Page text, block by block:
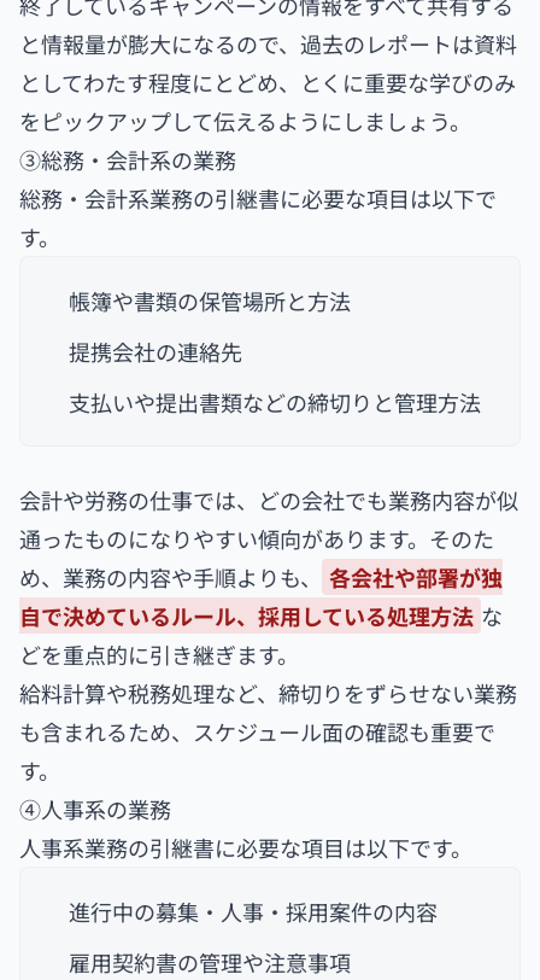
と情報量が膨大になるので、過去のレポートは資料
としてわたす程度にとどめ、とくに重要な学びのみ
をピックアップして伝えるようにしましょう。
③総務・会計系の業務
総務・会計系業務の引継書に必要な項目は以下で
す。
帳簿や書類の保管場所と方法
提携会社の連絡先
支払いや提出書類などの締切りと管理方法
会計や労務の仕事では、どの会社でも業務内容が似
通ったものになりやすい傾向があります。そのた
め、業務の内容や手順よりも、
各会社や部署が独
自で決めているルール、採用している処理方法 な
どを重点的に引き継ぎます。
給料計算や税務処理など、締切りをずらせない業務
も含まれるため、スケジュール面の確認も重要で
す。
④人事系の業務
人事系業務の引継書に必要な項目は以下です。
進行中の募集・人事・採用案件の内容
雇用契約書の管理や注意事項